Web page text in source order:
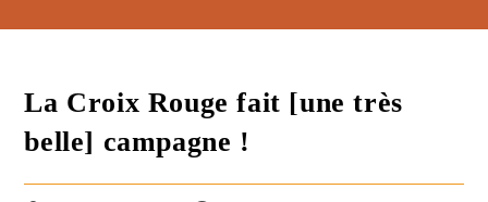
La Croix Rouge fait [une très
belle] campagne !